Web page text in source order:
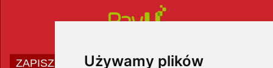
Używamy plików
ZAPISZ SIĘ DO NEWSLETTERA